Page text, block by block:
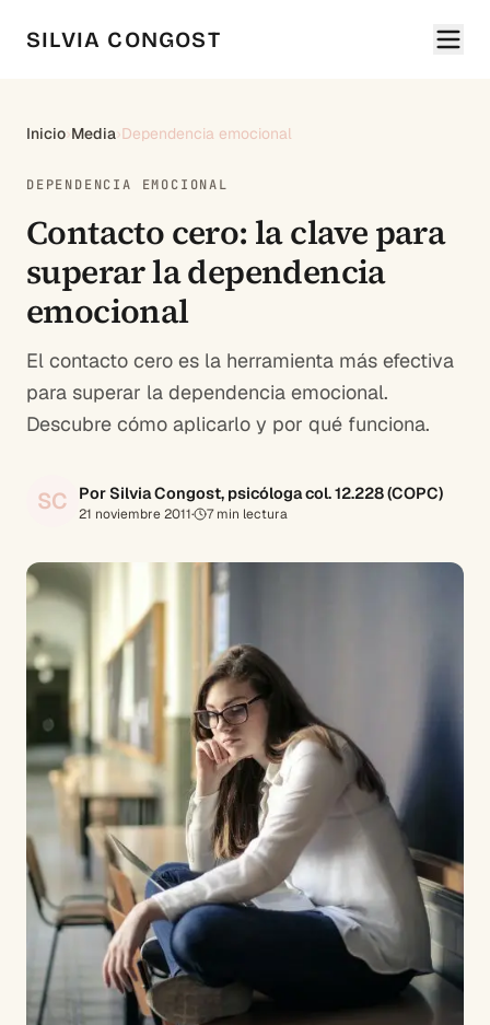
SILVIA CONGOST
Inicio›Media›Dependencia emocional
DEPENDENCIA EMOCIONAL
Contacto cero: la clave para
superar la dependencia
emocional
El contacto cero es la herramienta más efectiva
para superar la dependencia emocional.
Descubre cómo aplicarlo y por qué funciona.
SC Por Silvia Congost, psicóloga col. 12.228 (COPC)
21 noviembre 2011· 7min lectura